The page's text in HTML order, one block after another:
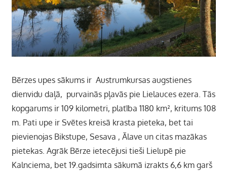
Bērzes upes sākums ir Austrumkursas augstienes
dienvidu daļā, purvainās pļavās pie Lielauces ezera. Tās
kopgarums ir 109 kilometri, platība 1180 km², kritums 108
m. Pati upe ir Svētes kreisā krasta pieteka, bet tai
pievienojas Bikstupe, Sesava , Ālave un citas mazākas
pietekas. Agrāk Bērze ietecējusi tieši Lielupē pie
Kalnciema, bet 19.gadsimta sākumā izrakts 6,6 km garš